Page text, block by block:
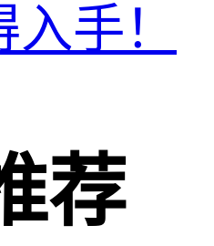
手！
荐